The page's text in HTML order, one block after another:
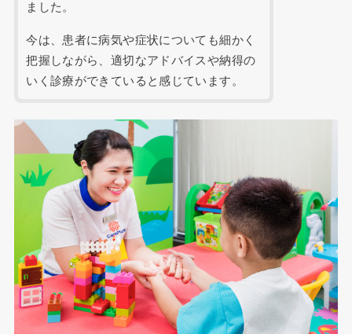
ました。
今は、患者に病気や症状についても細かく
把握しながら、適切なアドバイスや納得の
いく診療ができていると感じています。